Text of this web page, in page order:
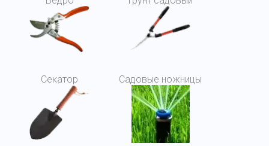
Секатор Садовые ножницы